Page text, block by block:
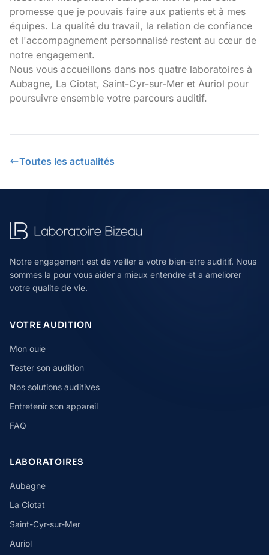
promesse que je pouvais faire aux patients et à mes
équipes. La qualité du travail, la relation de confiance
et l'accompagnement personnalisé restent au cœur de
notre engagement.
Nous vous accueillons dans nos quatre laboratoires à
Aubagne, La Ciotat, Saint-Cyr-sur-Mer et Auriol pour
poursuivre ensemble votre parcours auditif.
Toutes les actualités
Notre engagement est de veiller a votre bien-etre auditif. Nous
sommes la pour vous aider a mieux entendre et a ameliorer
votre qualite de vie.
VOTRE AUDITION
Mon ouie
Tester son audition
Nos solutions auditives
Entretenir son appareil
FAQ
LABORATOIRES
Aubagne
La Ciotat
Saint-Cyr-sur-Mer
Auriol